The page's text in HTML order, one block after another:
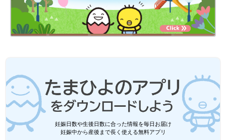
監修・文／八木瞳先生 構成／たまひよONLINE編集部
子どもの近視は、将来の目の重篤な病気
3年度学校保健統計」によると、裸眼視力1.0未
満は幼稚園（5歳児）で約24.8％、小学1年では
約23％という結果に。約4人に1人は裸眼視力
1.0未満です。デジタル社会の中で、子どもの
目を守る方法を、浜松医科大学医学部附属病
院 眼科 佐藤美保先生に聞きました。
充血・めやにが起こる疾患はアレルギー性結膜炎以外にもありま
す。細菌性結膜炎やウイルス性結膜炎は抗生剤による治療が必要
だったり、ほかの人に病気を広げてしまう可能性もあるので、い
つもとの違いを感じたら眼科を受診するようにしましょう。
妊娠日数や生後日数に合った情報を毎日お届け
妊娠中から産後まで長く使える無料アプリ